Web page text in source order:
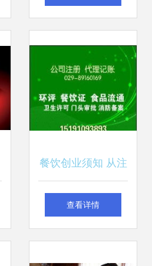
餐饮创业须知 从注
册记账到许可证办
查看详情